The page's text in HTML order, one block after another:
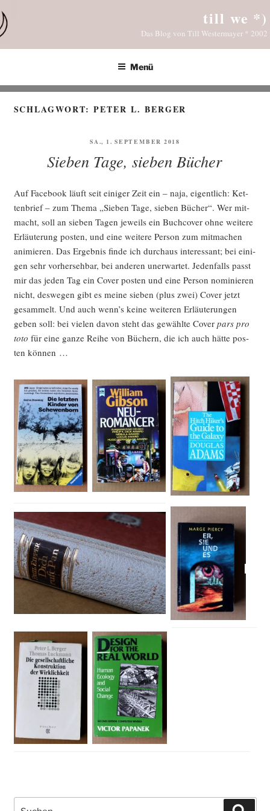
Inhalt
springen
till we *)
Das Blog von Till Westermayer * 2002
Menü
SCHLAGWORT:PETER L. BERGER
VERÖFFENTLICHT
SA., 1. SEPTEMBER 2018
Sieben Tage, sieben Bücher
Auf Face­book läuft seit eini­ger Zeit ein – naja, eigent­lich: Ket­
ten­brief – zum The­ma „Sie­ben Tage, sie­ben Bücher“. Wer mit­
macht, soll an sie­ben Tagen jeweils ein Buch­co­ver ohne wei­te­re
Erläu­te­rung pos­ten, und eine wei­te­re Per­son zum mit­ma­chen
ani­mie­ren. Das Ergeb­nis fin­de ich durch­aus inter­es­sant; bei eini­
gen sehr vor­her­seh­bar, bei ande­ren uner­war­tet. Jeden­falls passt
mir das jeden Tag ein Cover pos­ten und eine Per­son nomi­nie­ren
nicht, des­we­gen gibt es mei­ne sie­ben (plus zwei) Cover jetzt
gesam­melt. Und auch wenn’s kei­ne wei­te­ren Erläu­te­run­gen
geben soll: bei vie­len davon steht das gewähl­te Cover pars pro
toto für eine gan­ze Rei­he von Büchern, die ich auch hät­te pos­
ten können …